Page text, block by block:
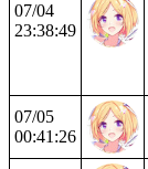
07/04
23:38:49
07/05
00:41:26